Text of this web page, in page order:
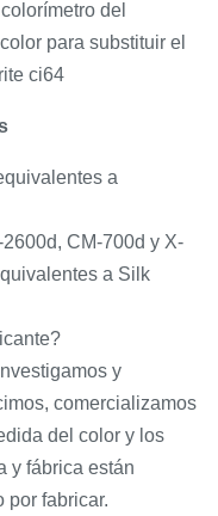
a
CM-700d y X-
a Silk
y
comercializamos
del color y los
y fábrica están
por fabricar.